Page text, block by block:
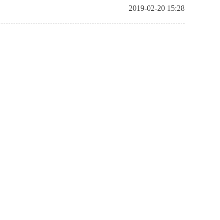
2019-02-20 15:28